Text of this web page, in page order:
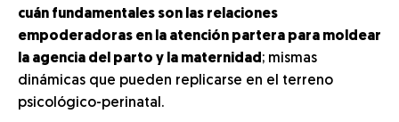
cuán fundamentales son las relaciones
empoderadoras en la atención partera para moldear
la agencia del parto y la maternidad ; mismas
dinámicas que pueden replicarse en el terreno
psicológico-perinatal.